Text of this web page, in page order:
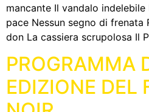
mancante Il vandalo
pace Nessun segno di frenata
don La cassiera scrupolosa Il
PROGRAMMA
EDIZIONE DEL